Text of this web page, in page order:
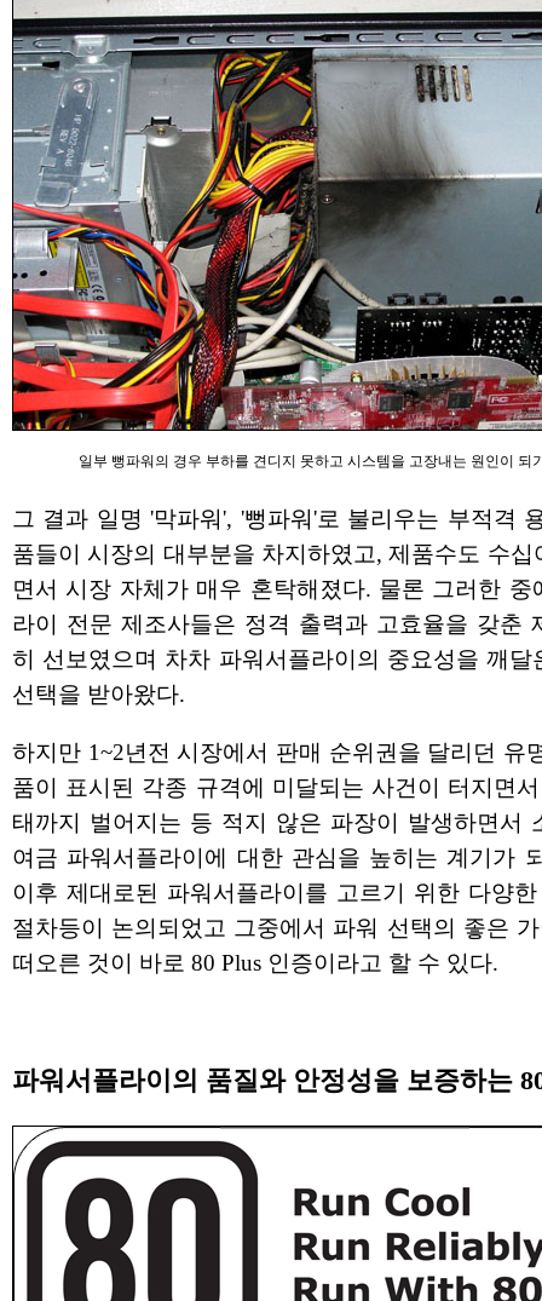
일부 뻥파워의 경우 부하를 견디지 못하고 시스템을 고장내는 원인이 되
그 결과 일명 '막파워', '뻥파워'로 불리우는 부적격
품들이 시장의 대부분을 차지하였고, 제품수도 수십
면서 시장 자체가 매우 혼탁해졌다. 물론 그러한 중
라이 전문 제조사들은 정격 출력과 고효율을 갖춘
히 선보였으며 차차 파워서플라이의 중요성을 깨달
선택을 받아왔다.
하지만 1~2년전 시장에서 판매 순위권을 달리던 유
품이 표시된 각종 규격에 미달되는 사건이 터지면
태까지 벌어지는 등 적지 않은 파장이 발생하면서
여금 파워서플라이에 대한 관심을 높히는 계기가
이후 제대로된 파워서플라이를 고르기 위한 다양
절차등이 논의되었고 그중에서 파워 선택의 좋은
떠오른 것이 바로 80 Plus 인증이라고 할 수 있다.
파워서플라이의 품질와 안정성을 보증하는